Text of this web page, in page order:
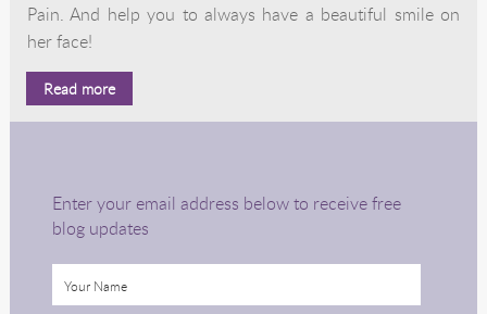
Pain. And help you to always have a beautiful smile on
her face!
Read more
Enter your email address below to receive free
blog updates